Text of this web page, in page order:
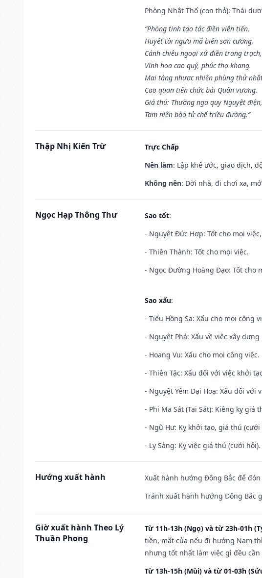
Phòng Nhật Thố (con thỏ): Thái
“Phòng tinh tạo tác điền viên tiến,
Huyết tài ngưu mã biến sơn cương,
Cánh chiêu ngoại xứ điền trang trạch,
Vinh hoa cao quý, phúc thọ khang.
Mai táng nhược nhiên phùng thử
Cao quan tiến chức bái Quân vương.
Giá thú: Thường nga quy Nguyệt điện,
Tam niên bào tử chế triều đường.”
Thập Nhị Kiến Trừ
Trực Chấp
Nên làm: Lập khế ước, giao dịch,
Không nên: Dời nhà, đi chơi xa,
Ngọc Hạp Thông Thư Sao tốt:
- Nguyệt Đức Hợp: Tốt cho mọi
- Thiên Thành: Tốt cho mọi việc.
- Ngọc Đường Hoàng Đạo: Tốt cho
Sao xấu:
- Tiểu Hồng Sa: Xấu cho mọi công
- Nguyệt Phá: Xấu về việc xây dựng
- Hoang Vu: Xấu cho mọi công việc.
- Thiên Tặc: Xấu đối với việc khởi
- Nguyệt Yếm Đại Hoạ: Xấu đối với
- Phi Ma Sát (Tai Sát): Kiêng kỵ giá
- Ngũ Hư: Kỵ khởi tạo, giá thú
- Ly Sàng: Kỵ việc giá thú (cưới hỏi).
Hướng xuất hành
Xuất hành hướng Đông Bắc để
Tránh xuất hành hướng Đông Bắc
Giờ xuất hành Theo Lý
Thuần Phong
Từ 11h-13h (Ngọ) và từ 23h-01h
tiền, mất của nếu đi hướng Nam
nhưng tốt nhất làm việc gì đều cần
Từ 13h-15h (Mùi) và từ 01-03h